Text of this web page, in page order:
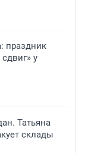
праздник
у
Татьяна
склады